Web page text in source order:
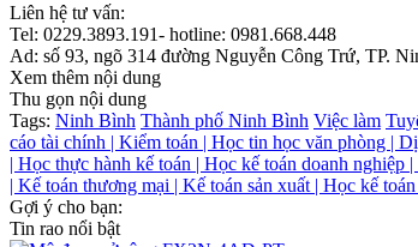
Liên hệ tư vấn:
Tel: 0229.3893.191- hotline: 0981.668.448
Ad: số 93, ngõ 314 đường Nguyễn Công Trứ, TP.
Xem thêm nội dung
Thu gọn nội dung
Tags: Ninh Bình Thành phố Ninh Bình Việc làm
cáo tài chính | Kiểm toán | Học tin học văn phòng |
| Học thực hành kế toán | Học kế toán doanh
| Kế toán thương mại | Kế toán sản xuất | Học kế
Gợi ý cho bạn:
Tin rao nổi bật